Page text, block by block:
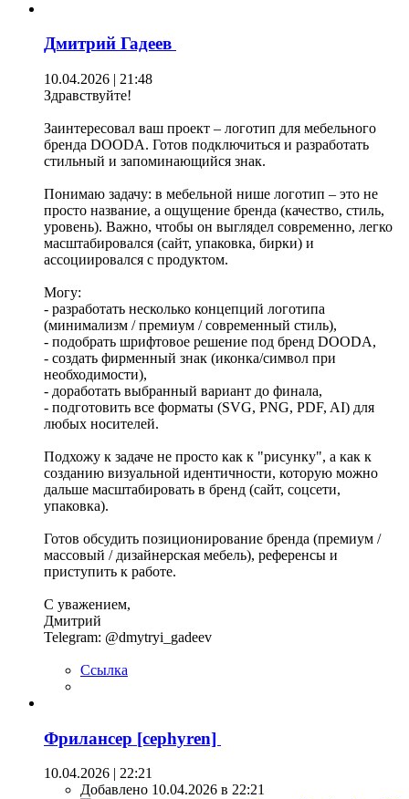
Дмитрий Гадеев
10.04.2026 | 21:48
Здравствуйте!
Заинтересовал ваш проект – логотип для мебельного
бренда DOODA. Готов подключиться и разработать
стильный и запоминающийся знак.
Понимаю задачу: в мебельной нише логотип – это не
просто название, а ощущение бренда (качество, стиль,
уровень). Важно, чтобы он выглядел современно, легко
масштабировался (сайт, упаковка, бирки) и
ассоциировался с продуктом.
Могу:
- разработать несколько концепций логотипа
(минимализм / премиум / современный стиль),
- подобрать шрифтовое решение под бренд DOODA,
- создать фирменный знак (иконка/символ при
необходимости),
- доработать выбранный вариант до финала,
- подготовить все форматы (SVG, PNG, PDF, AI) для
любых носителей.
Подхожу к задаче не просто как к "рисунку", а как к
созданию визуальной идентичности, которую можно
дальше масштабировать в бренд (сайт, соцсети,
упаковка).
Готов обсудить позиционирование бренда (премиум /
массовый / дизайнерская мебель), референсы и
приступить к работе.
С уважением,
Дмитрий
Telegram: @dmytryi_gadeev
Ссылка
Фрилансер [cephyren]
10.04.2026 | 22:21
Добавлено 10.04.2026 в 22:21